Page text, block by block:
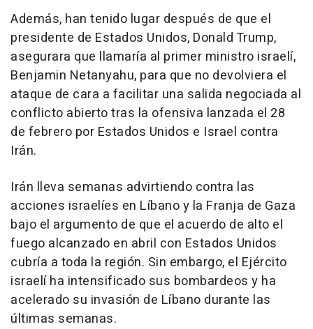
Además, han tenido lugar después de que el
presidente de Estados Unidos, Donald Trump,
asegurara que llamaría al primer ministro israelí,
Benjamin Netanyahu, para que no devolviera el
ataque de cara a facilitar una salida negociada al
conflicto abierto tras la ofensiva lanzada el 28
de febrero por Estados Unidos e Israel contra
Irán.
Irán lleva semanas advirtiendo contra las
acciones israelíes en Líbano y la Franja de Gaza
bajo el argumento de que el acuerdo de alto el
fuego alcanzado en abril con Estados Unidos
cubría a toda la región. Sin embargo, el Ejército
israelí ha intensificado sus bombardeos y ha
acelerado su invasión de Líbano durante las
últimas semanas.